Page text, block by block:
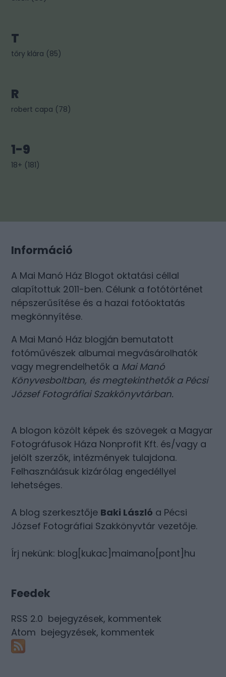
T
tőry klára (85)
R
robert capa (78)
1-9
18+ (181)
Információ
A Mai Manó Ház Blogot oktatási céllal
alapítottuk 2011-ben. Célunk a fotótörténet
népszerűsítése és a hazai fotóoktatás
megkönnyítése.
A Mai Manó Ház blogján bemutatott
fotóművészek albumai megvásárolhatók
vagy megrendelhetők a Mai Manó
Könyvesboltban, és megtekinthetők a Pécsi
József Fotográfiai Szakkönyvtárban.
A blogon közölt képek és szövegek a Magyar
Fotográfusok Háza Nonprofit Kft. és/vagy a
jelölt szerzők, intézmények tulajdona.
Felhasználásuk kizárólag engedéllyel
lehetséges.
A blog szerkesztője Baki László a Pécsi
József Fotográfiai Szakkönyvtár vezetője.
Írj nekünk: blog[kukac]maimano[pont]hu
Feedek
RSS 2.0 bejegyzések, kommentek
Atom bejegyzések, kommentek